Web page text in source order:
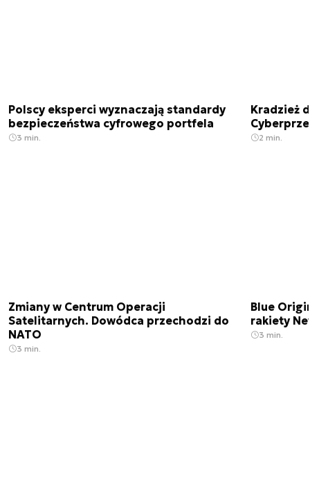
Polscy eksperci wyznaczają standardy
bezpieczeństwa cyfrowego portfela
3 min.
Kradzież
2 min.
Zmiany w Centrum Operacji
Satelitarnych. Dowódca przechodzi do
NATO
3 min.
Blue
rakiety
3 min.